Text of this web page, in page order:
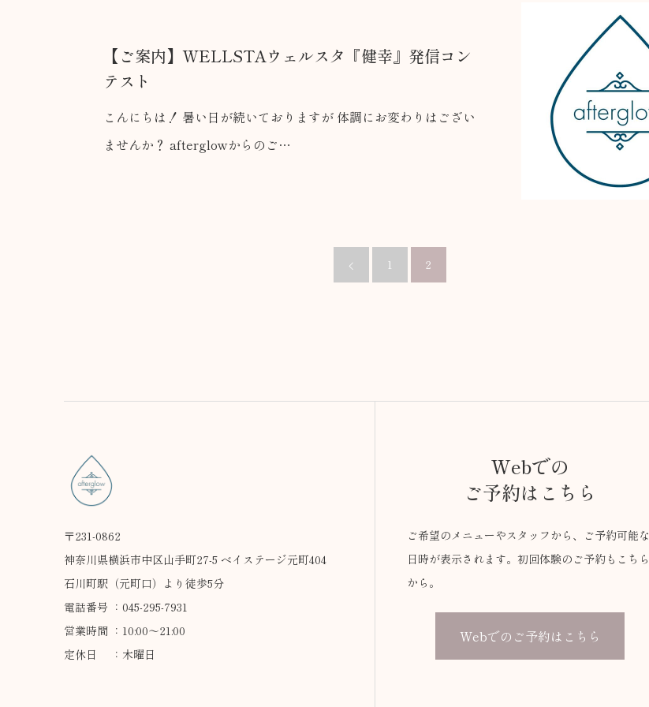
【ご案内】WELLSTAウェルスタ『健幸』発信コン
テスト
こんにちは！ 暑い日が続いておりますが 体調にお変わりはござい
ませんか？ afterglowからのご…
1 2
〒231-0862
神奈川県横浜市中区山手町27-5 ベイステージ元町404
石川町駅（元町口）より徒歩5分
電話番号 ：045-295-7931
営業時間 ：10:00～21:00
定休日 ：木曜日
Webでの
ご予約はこちら
ご希望のメニューやスタッフから、ご予約可能な
日時が表示されます。初回体験のご予約もこちら
から。
Webでのご予約はこちら